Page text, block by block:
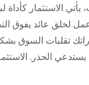
الاستثمار كأداة
لخلق عائد يفوق
تقلبات السوق
الحذر.